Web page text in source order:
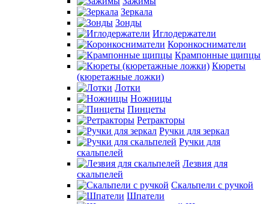
Зеркала
Зонды
Иглодержатели
Коронкосниматели
Крампонные щипцы
Кюреты
(кюретажные ложки)
Лотки
Ножницы
Пинцеты
Ретракторы
Ручки для зеркал
Ручки для
скальпелей
Лезвия для
скальпелей
Скальпели с ручкой
Шпатели